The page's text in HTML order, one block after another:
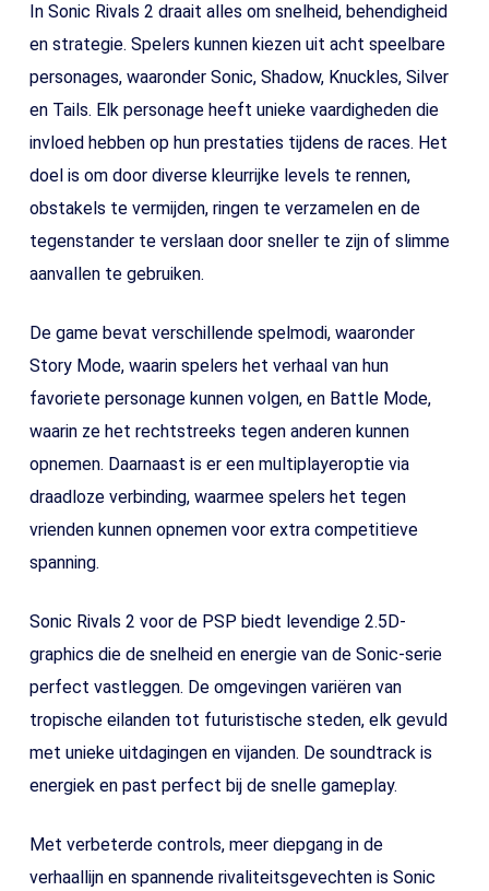
In Sonic Rivals 2 draait alles om snelheid, behendigheid
en strategie. Spelers kunnen kiezen uit acht speelbare
personages, waaronder Sonic, Shadow, Knuckles, Silver
en Tails. Elk personage heeft unieke vaardigheden die
invloed hebben op hun prestaties tijdens de races. Het
doel is om door diverse kleurrijke levels te rennen,
obstakels te vermijden, ringen te verzamelen en de
tegenstander te verslaan door sneller te zijn of slimme
aanvallen te gebruiken.
De game bevat verschillende spelmodi, waaronder
Story Mode, waarin spelers het verhaal van hun
favoriete personage kunnen volgen, en Battle Mode,
waarin ze het rechtstreeks tegen anderen kunnen
opnemen. Daarnaast is er een multiplayeroptie via
draadloze verbinding, waarmee spelers het tegen
vrienden kunnen opnemen voor extra competitieve
spanning.
Sonic Rivals 2 voor de PSP biedt levendige 2.5D-
graphics die de snelheid en energie van de Sonic-serie
perfect vastleggen. De omgevingen variëren van
tropische eilanden tot futuristische steden, elk gevuld
met unieke uitdagingen en vijanden. De soundtrack is
energiek en past perfect bij de snelle gameplay.
Met verbeterde controls, meer diepgang in de
verhaallijn en spannende rivaliteitsgevechten is Sonic